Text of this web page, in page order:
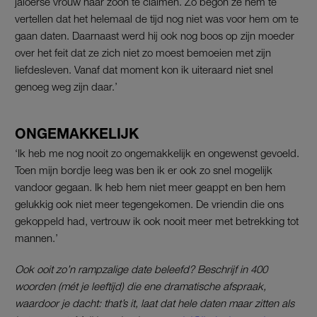
vertellen dat het helemaal de tijd nog niet was voor hem om te
gaan daten. Daarnaast werd hij ook nog boos op zijn moeder
over het feit dat ze zich niet zo moest bemoeien met zijn
liefdesleven. Vanaf dat moment kon ik uiteraard niet snel
genoeg weg zijn daar.’
ONGEMAKKELIJK
‘Ik heb me nog nooit zo ongemakkelijk en ongewenst gevoeld.
Toen mijn bordje leeg was ben ik er ook zo snel mogelijk
vandoor gegaan. Ik heb hem niet meer geappt en ben hem
gelukkig ook niet meer tegengekomen. De vriendin die ons
gekoppeld had, vertrouw ik ook nooit meer met betrekking tot
mannen.’
Ook ooit zo’n rampzalige date beleefd? Beschrijf in 400
woorden (mét je leeftijd) die ene dramatische afspraak,
waardoor je dacht: that’s it, laat dat hele daten maar zitten als